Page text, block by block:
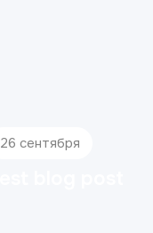
26 сентября